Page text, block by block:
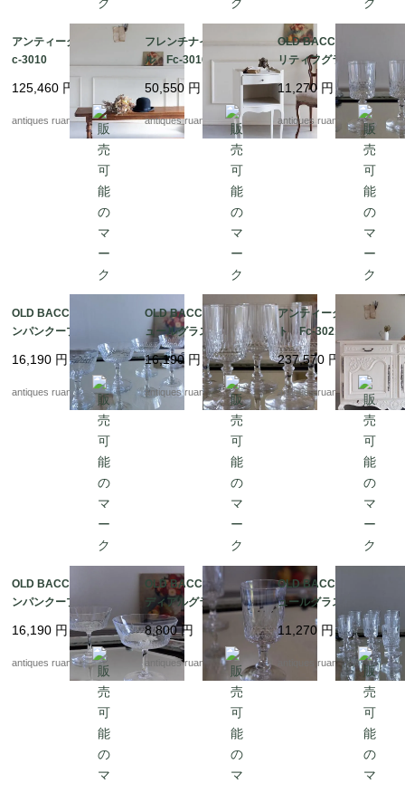
アンティークベンチ F
c-3010
125,460 円
antiques ruan
フレンチナイトテーブ
ル Fc-3016
50,550 円
antiques ruan
OLD BACCARAT アペ
リティフグラス Fc-3
050G
11,270 円
antiques ruan
OLD BACCARAT シャ
ンパンクープ Fc-305
16,190 円
antiques ruan
OLD BACCARAT リキ
ュールグラス Fc-305
0E
16,190 円
antiques ruan
アンティークチェス
ト Fc-3021A
237,570 円
antiques ruan
OLD BACCARAT シャ
ンパンクープ Fc-305
16,190 円
antiques ruan
OLD BACCARAT コー
ディアルグラス Fc-3
050B
8,800円
antiques ruan
OLD BACCARAT リキ
ュールグラス Fc-3050
A
11,270 円
antiques ruan